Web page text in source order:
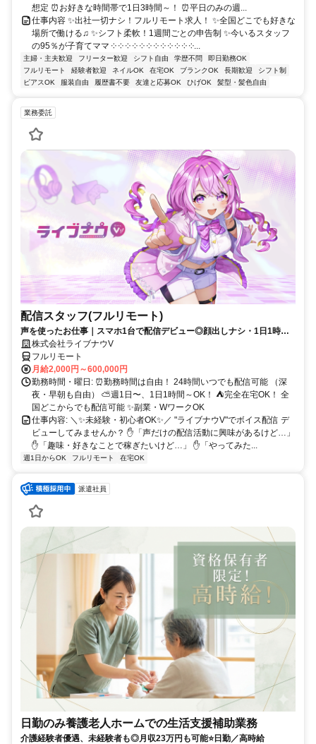
想定 ⏰お好きな時間帯で1日3時間～！ ⏰平日のみの週...
仕事内容 ✨出社一切ナシ！フルリモート求人！ ✨全国どこでも好きな
場所で働ける♫ ✨シフト柔軟！1週間ごとの申告制 ✨今いるスタッフ
の95％が子育てママ ༶ ༶ ༶ ༶ ༶ ༶ ༶ ༶ ༶ ༶ ༶ ༶...
主婦・主夫歓迎 フリーター歓迎 シフト自由 学歴不問
即日勤務OK
フルリモート
経験者歓迎 ネイルOK 在宅OK ブランクOK 長期歓迎
シフト制
ピアスOK
服装自由 履歴書不要 友達と応募OK ひげOK 髪型・髪色自由
業務委託
配信スタッフ(フルリモート)
声を使ったお仕事｜スマホ1台で配信デビュー◎顔出しナシ・1日1時間
～OK♪
株式会社ライブナウV
フルリモート
月給2,000円～600,000円
勤務時間・曜日: ⏰勤務時間は自由！ 24時間いつでも配信可能 （深
夜・早朝も自由） ⛅週1日〜、1日1時間～OK！ ⛺完全在宅OK！ 全
国どこからでも配信可能 ✨副業・WワークOK
仕事内容: ＼✨未経験・初心者OK✨／ "ライブナウV"でボイス配信 デ
ビューしてみませんか？ ✋「声だけの配信活動に興味があるけど…」
✋「趣味・好きなことで稼ぎたいけど…」 ✋「やってみた...
週1日からOK フルリモート 在宅OK
派遣社員
日勤のみ養護老人ホームでの生活支援補助業務
介護経験者優遇、未経験者も◎月収23万円も可能⭐日勤／高時給